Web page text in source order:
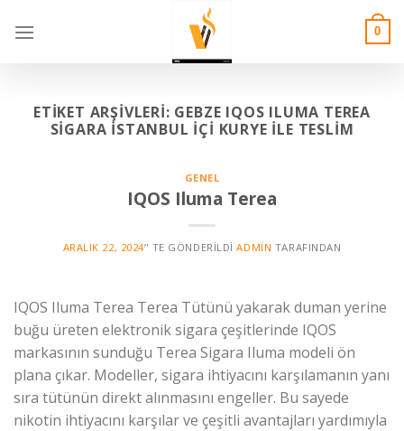
0
ETIKET ARŞIVLERI: GEBZE IQOS ILUMA TEREA
SIGARA İSTANBUL İÇI KURYE İLE TESLIM
GENEL
IQOS Iluma Terea
ARALIK 22, 2024’' TE GÖNDERILDI ADMIN TARAFINDAN
IQOS Iluma Terea Terea Tütünü yakarak duman yerine
buğu üreten elektronik sigara çeşitlerinde IQOS
markasının sunduğu Terea Sigara Iluma modeli ön
plana çıkar. Modeller, sigara ihtiyacını karşılamanın yanı
sıra tütünün direkt alınmasını engeller. Bu sayede
nikotin ihtiyacını karşılar ve çeşitli avantajları yardımıyla